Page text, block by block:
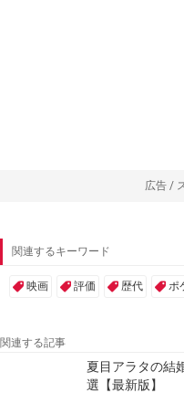
広告 /
関連するキーワード
映画 評価 歴代 ポ
関連する記事
夏目アラタの結
選【最新版】